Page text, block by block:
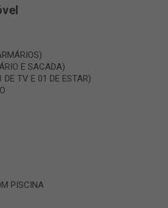
E SACADA)
TV E 01 DE ESTAR)
PISCINA